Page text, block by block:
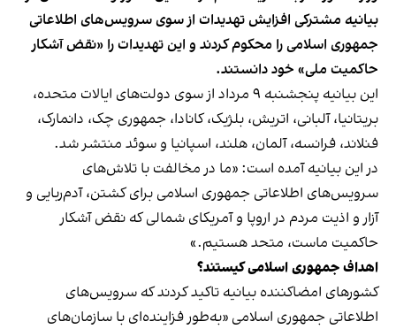
بیانیه مشترکی افزایش تهدیدات از سوی سرویس‌های اطلاعاتی
جمهوری اسلامی را محکوم کردند و این تهدیدات را «نقض آشکار
حاکمیت ملی» خود دانستند.
این بیانیه‌ پنجشنبه ۹ مرداد از سوی دولت‌های ایالات متحده،
بریتانیا، آلبانی، اتریش، بلژیک، کانادا، جمهوری چک، دانمارک،
فنلاند، فرانسه، آلمان، هلند، اسپانیا و سوئد منتشر شد.
در این بیانیه آمده است: «ما در مخالفت با تلاش‌های
سرویس‌های اطلاعاتی جمهوری اسلامی برای کشتن، آدم‌ربایی و
آزار و اذیت مردم در اروپا و آمریکای شمالی که نقض آشکار
حاکمیت ماست، متحد هستیم.»
اهداف جمهوری اسلامی کیستند؟
کشورهای امضاکننده بیانیه تاکید کردند که سرویس‌های
اطلاعاتی جمهوری اسلامی «به‌طور فزاینده‌ای با سازمان‌های